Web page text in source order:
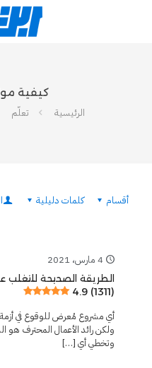
كيفية
الرئيسية
تعلّم
أقسام كلمات دليلية
4 مارس، 2021
الطريقة الصحيحة للتغلب
4.9 (1311)
أي مشروع مُعرض للوقوع في أزمة
ولكن رائد الأعمال المحترف هو
وتخطي أي […]